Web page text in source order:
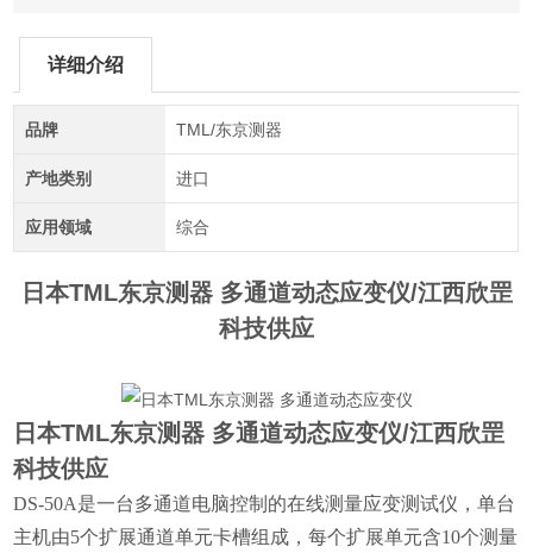
详细介绍
品牌 TML/东京测器
产地类别 进口
应用领域 综合
日本TML东京测器 多通道动态应变仪/江西欣罡
科技供应
日本TML东京测器 多通道动态应变仪/江西欣罡
科技供应
DS-50A是一台多通道电脑控制的在线测量应变测试仪，单台
主机由5个扩展通道单元卡槽组成，每个扩展单元含10个测量